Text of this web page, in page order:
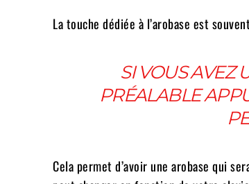
La touche dédiée à l’arobase est
SI VOUS AVEZ
PRÉALABLE
Cela permet d’avoir une arobase qui